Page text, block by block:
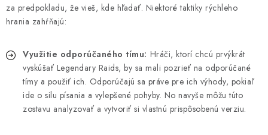
za predpokladu, že vieš, kde hľadať. Niektoré taktiky rýchleho
hrania zahŕňajú:
Využitie odporúčaného tímu: Hráči, ktorí chcú prvýkrát
vyskúšať Legendary Raids, by sa mali pozrieť na odporúčané
tímy a použiť ich. Odporúčajú sa práve pre ich výhody, pokiaľ
ide o silu písania a vylepšené pohyby. No navyše môžu túto
zostavu analyzovať a vytvoriť si vlastnú prispôsobenú verziu.